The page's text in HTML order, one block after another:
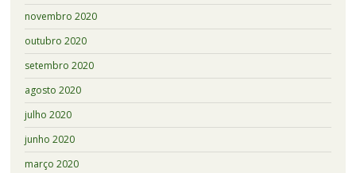
novembro 2020
outubro 2020
setembro 2020
agosto 2020
julho 2020
junho 2020
março 2020